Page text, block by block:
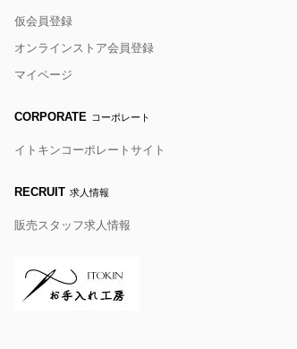
仮会員登録
オンラインストア会員登録
マイページ
CORPORATE コーポレート
イトキンコーポレートサイト
RECRUIT 求人情報
販売スタッフ求人情報